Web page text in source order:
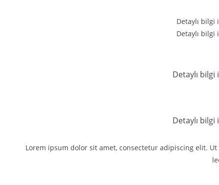
Detaylı bilgi
Detaylı bilgi
Detaylı bilgi
Detaylı bilgi
Lorem ipsum dolor sit amet, consectetur adipiscing elit.